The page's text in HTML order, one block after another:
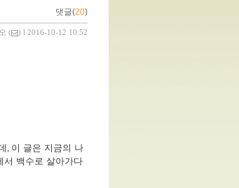
댓글(20)
( ) l 2016-10-12 10:52
, 이 글은 지금의 나
서 백수로 살아가다